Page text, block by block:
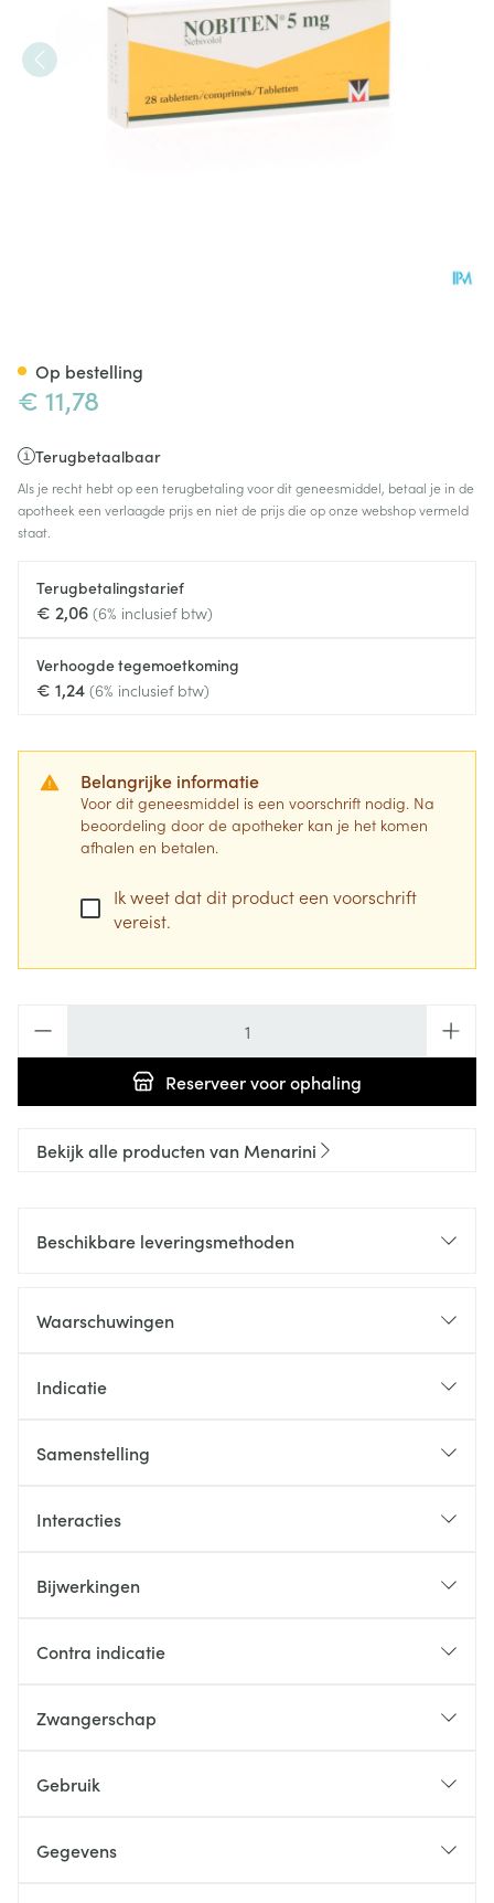
€ 11,78
Terugbetaalbaar
Als je recht hebt op een terugbetaling voor dit geneesmiddel, betaal je in de
apotheek een verlaagde prijs en niet de prijs die op onze webshop vermeld
staat.
Terugbetalingstarief
€ 2,06 (6% inclusief btw)
Verhoogde tegemoetkoming
€ 1,24 (6% inclusief btw)
Belangrijke informatie
Voor dit geneesmiddel is een voorschrift nodig. Na
beoordeling door de apotheker kan je het komen
afhalen en betalen.
Ik weet dat dit product een voorschrift
vereist.
Reserveervoor ophaling
Op bestelling
Bekijk alle producten van Menarini
Beschikbare leveringsmethoden
Waarschuwingen
Indicatie
Samenstelling
Interacties
Bijwerkingen
Contra indicatie
Zwangerschap
Gebruik
Gegevens